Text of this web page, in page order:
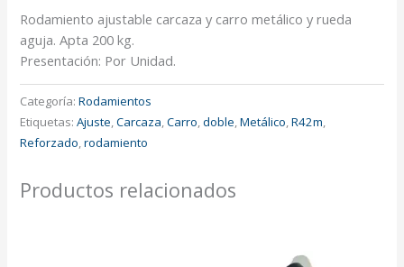
Rodamiento ajustable carcaza y carro metálico y rueda
aguja. Apta 200 kg.
Presentación: Por Unidad.
Categoría:Rodamientos
Etiquetas:Ajuste,Carcaza,Carro,doble,Metálico,R42m,
Reforzado,rodamiento
Productos relacionados